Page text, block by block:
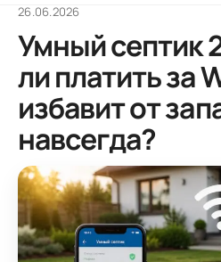
26.06.2026
Умный септик
ли платить за
избавит от
навсегда?